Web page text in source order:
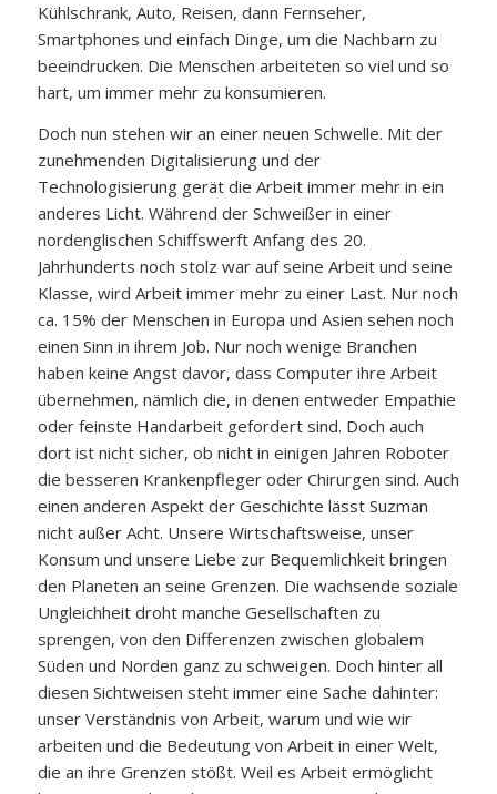
Kühlschrank, Auto, Reisen, dann Fernseher,
Smartphones und einfach Dinge, um die Nachbarn zu
beeindrucken. Die Menschen arbeiteten so viel und so
hart, um immer mehr zu konsumieren.
Doch nun stehen wir an einer neuen Schwelle. Mit der
zunehmenden Digitalisierung und der
Technologisierung gerät die Arbeit immer mehr in ein
anderes Licht. Während der Schweißer in einer
nordenglischen Schiffswerft Anfang des 20.
Jahrhunderts noch stolz war auf seine Arbeit und seine
Klasse, wird Arbeit immer mehr zu einer Last. Nur noch
ca. 15% der Menschen in Europa und Asien sehen noch
einen Sinn in ihrem Job. Nur noch wenige Branchen
haben keine Angst davor, dass Computer ihre Arbeit
übernehmen, nämlich die, in denen entweder Empathie
oder feinste Handarbeit gefordert sind. Doch auch
dort ist nicht sicher, ob nicht in einigen Jahren Roboter
die besseren Krankenpfleger oder Chirurgen sind. Auch
einen anderen Aspekt der Geschichte lässt Suzman
nicht außer Acht. Unsere Wirtschaftsweise, unser
Konsum und unsere Liebe zur Bequemlichkeit bringen
den Planeten an seine Grenzen. Die wachsende soziale
Ungleichheit droht manche Gesellschaften zu
sprengen, von den Differenzen zwischen globalem
Süden und Norden ganz zu schweigen. Doch hinter all
diesen Sichtweisen steht immer eine Sache dahinter:
unser Verständnis von Arbeit, warum und wie wir
arbeiten und die Bedeutung von Arbeit in einer Welt,
die an ihre Grenzen stößt. Weil es Arbeit ermöglicht